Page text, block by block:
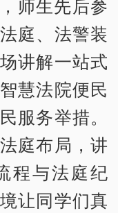
师生先后参
庭、法警装
讲解一站式
慧法院便民
服务举措。
庭布局，讲
程与法庭纪
让同学们真